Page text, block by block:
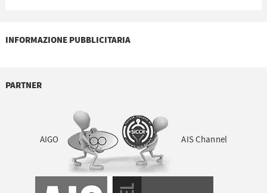
INFORMAZIONE PUBBLICITARIA
PARTNER
AIGO AIS Channel